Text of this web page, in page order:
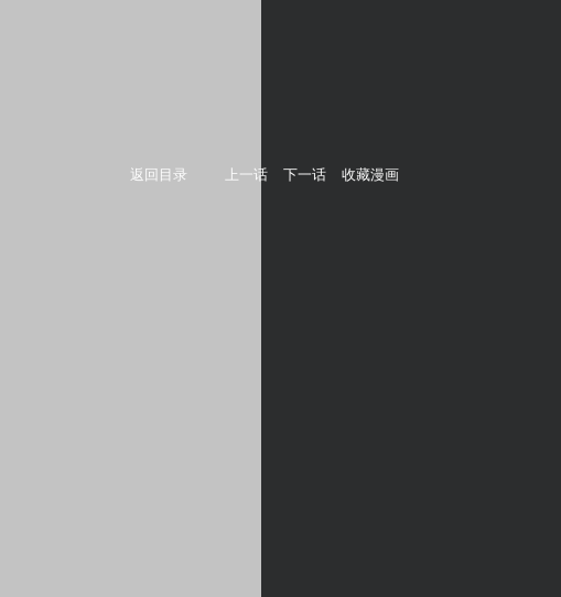
返回目录 上一话 下一话 收藏漫画